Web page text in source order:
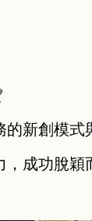
新創模式
成功脫